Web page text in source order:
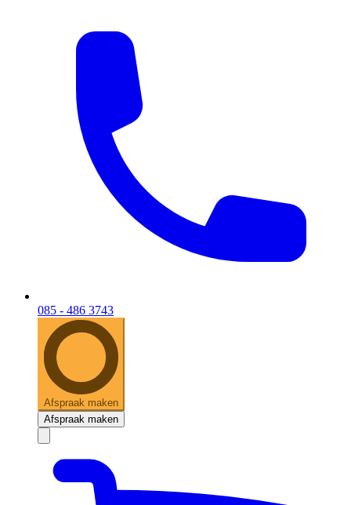
085 - 486 3743
Afspraak maken
Afspraak maken